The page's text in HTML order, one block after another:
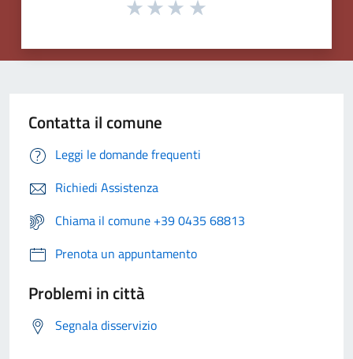
Contatta il comune
Leggi le domande frequenti
Richiedi Assistenza
Chiama il comune +39 0435 68813
Prenota un appuntamento
Problemi in città
Segnala disservizio